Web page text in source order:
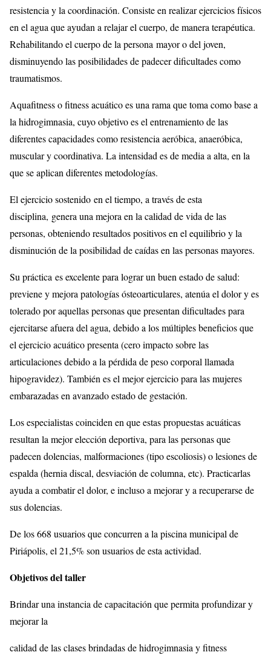
resistencia y la coordinación. Consiste en realizar ejercicios físicos
en el agua que ayudan a relajar el cuerpo, de manera terapéutica.
Rehabilitando el cuerpo de la persona mayor o del joven,
disminuyendo las posibilidades de padecer dificultades como
traumatismos.
Aquafitness o fitness acuático es una rama que toma como base a
la hidrogimnasia, cuyo objetivo es el entrenamiento de las
diferentes capacidades como resistencia aeróbica, anaeróbica,
muscular y coordinativa. La intensidad es de media a alta, en la
que se aplican diferentes metodologías.
El ejercicio sostenido en el tiempo, a través de esta
disciplina, genera una mejora en la calidad de vida de las
personas, obteniendo resultados positivos en el equilibrio y la
disminución de la posibilidad de caídas en las personas mayores.
Su práctica es excelente para lograr un buen estado de salud:
previene y mejora patologías ósteoarticulares, atenúa el dolor y es
tolerado por aquellas personas que presentan dificultades para
ejercitarse afuera del agua, debido a los múltiples beneficios que
el ejercicio acuático presenta (cero impacto sobre las
articulaciones debido a la pérdida de peso corporal llamada
hipogravidez). También es el mejor ejercicio para las mujeres
embarazadas en avanzado estado de gestación.
Los especialistas coinciden en que estas propuestas acuáticas
resultan la mejor elección deportiva, para las personas que
padecen dolencias, malformaciones (tipo escoliosis) o lesiones de
espalda (hernia discal, desviación de columna, etc). Practicarlas
ayuda a combatir el dolor, e incluso a mejorar y a recuperarse de
sus dolencias.
De los 668 usuarios que concurren a la piscina municipal de
Piriápolis, el 21,5% son usuarios de esta actividad.
Objetivos del taller
Brindar una instancia de capacitación que permita profundizar y
mejorar la
calidad de las clases brindadas de hidrogimnasia y fitness